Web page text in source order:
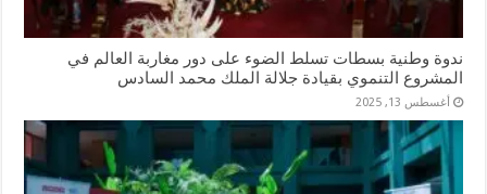
ندوة وطنية بسطات تسلط الضوء على دور مغاربة العالم في
المشروع التنموي بقيادة جلالة الملك محمد السادس
أغسطس 13, 2025